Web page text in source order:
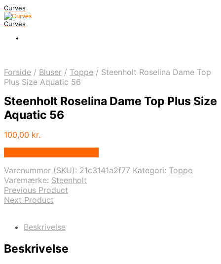
Curves
Curves
Forside / Bluser / Toppe / Steenholt Roselina Dame Top
Plus Size Aquatic 56
Steenholt Roselina Dame Top Plus Size
Aquatic 56
100,00 kr.
Varenummer (SKU): 21c3141a2f77 Kategori: Toppe
Varemærke: Steenholt
Previous Product
Next Product
Beskrivelse
Beskrivelse